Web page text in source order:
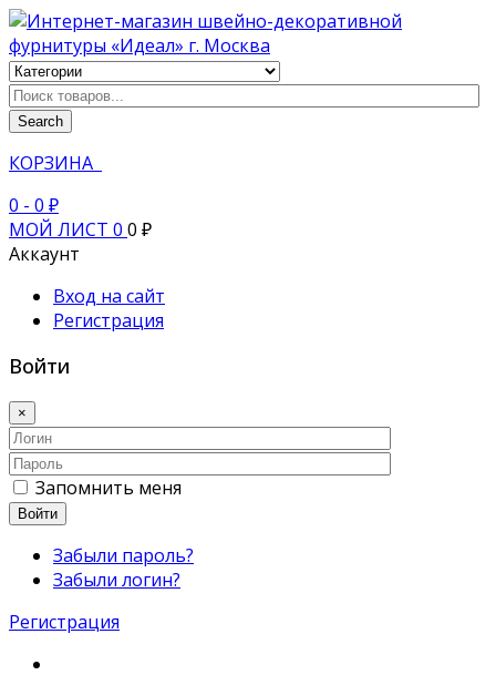
Search
КОРЗИНА
0 - 0 ₽
МОЙ ЛИСТ 0 0 ₽
Аккаунт
Вход на сайт
Регистрация
Войти
×
Запомнить меня
Войти
Забыли пароль?
Забыли логин?
Регистрация